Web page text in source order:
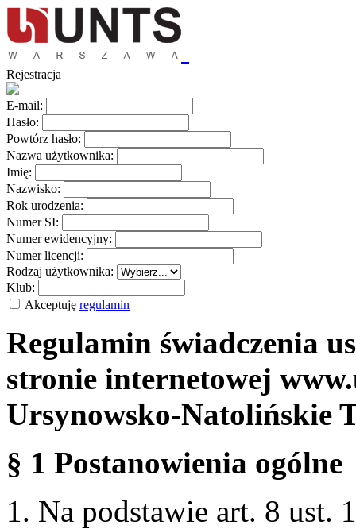
Rejestracja
E-mail:
Hasło:
Powtórz hasło:
Nazwa użytkownika:
Imię:
Nazwisko:
Rok urodzenia:
Numer SI:
Numer ewidencyjny:
Numer licencji:
Rodzaj użytkownika:
Klub:
Akceptuję regulamin
Regulamin świadczenia
stronie internetowej
Ursynowsko-Natolińskie
§ 1 Postanowienia ogólne
1. Na podstawie art. 8 ust.